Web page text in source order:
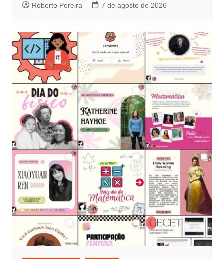
Roberto Pereira 7 de agosto de 2026